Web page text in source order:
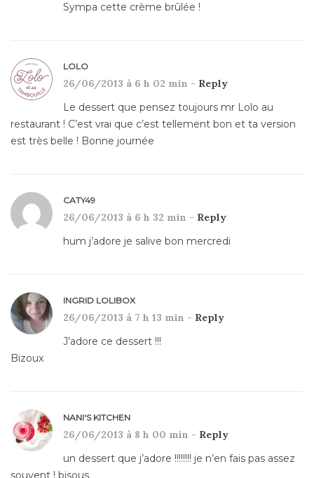
Sympa cette crème brûlée !
LOLO
26/06/2013 à 6 h 02 min - Reply
Le dessert que pensez toujours mr Lolo au
restaurant ! C’est vrai que c’est tellement bon et ta version
est très belle ! Bonne journée
CATY49
26/06/2013 à 6 h 32 min - Reply
hum j’adore je salive bon mercredi
INGRID LOLIBOX
26/06/2013 à 7 h 13 min - Reply
J’adore ce dessert !!!
Bizoux
NANI'S KITCHEN
26/06/2013 à 8 h 00 min - Reply
un dessert que j’adore !!!!!!!! je n’en fais pas assez
souvent ! bisous